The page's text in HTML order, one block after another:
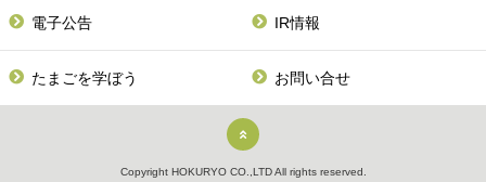
電子公告 IR情報
たまごを学ぼう お問い合せ
Copyright HOKURYO CO.,LTD All rights reserved.